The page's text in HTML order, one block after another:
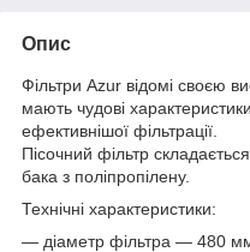
Опис
Фільтри Azur відомі своєю
мають чудові
ефективнішої фільтрації.
Пісочний фільтр
бака з поліпропілену.
Технічні характеристики:
― діаметр фільтра — 480